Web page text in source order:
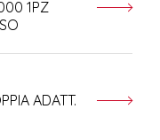
1PZ
ADATT.